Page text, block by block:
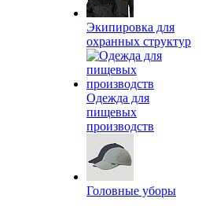
Экипировка для
охранных структур
Одежда для
пищевых
производств
Головные уборы